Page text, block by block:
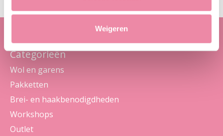
Weigeren
Categorieën
Wol en garens
Pakketten
Brei- en haakbenodigdheden
Workshops
Outlet